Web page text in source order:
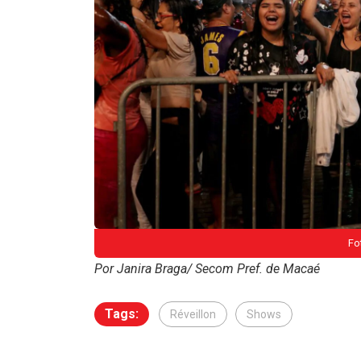
Por Janira Braga/ Secom Pref. de Macaé
Tags: Réveillon Shows